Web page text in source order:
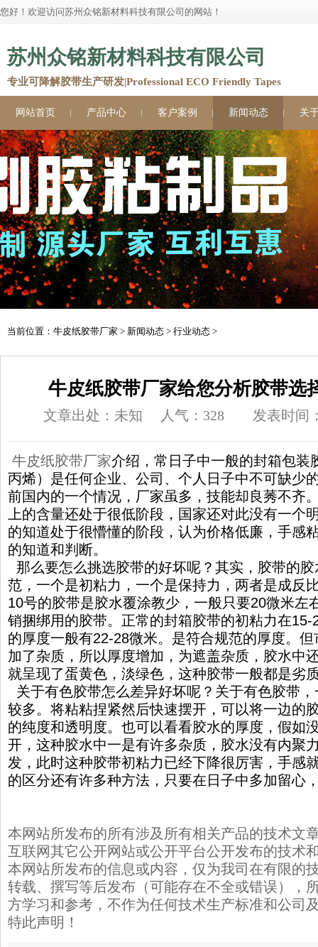
您好！欢迎访问苏州众铭新材料科技有限公司的网站！
苏州众铭新材料科技有限公司
专业可降解胶带生产研发|Professional ECO Friendly Tapes
网站首页 产品中心 客户案例 新闻动态 关
当前位置： 牛皮纸胶带厂家 > 新闻动态 > 行业动态 >
牛皮纸胶带厂家给您分析胶带选
文章出处：未知 人气： 328 发表时间
牛皮纸胶带厂家介绍，常日子中一般的封箱包装
丙烯）是任何企业、公司、个人日子中不可缺少
前国内的一个情况，厂家虽多，技能却良莠不齐
上的含量还处于很低阶段，国家还对此没有一个
的知道处于很懵懂的阶段，认为价格低廉，手感
的知道和判断。
那么要怎么挑选胶带的好坏呢？其实，胶带的
范，一个是初粘力，一个是保持力，两者是成反
10号的胶带是胶水覆涂教少，一般只要20微米左
销捆绑用的胶带。正常的封箱胶带的初粘力在
的厚度一般有22-28微米。是符合规范的厚度。
加了杂质，所以厚度增加，为遮盖杂质，胶水中
就呈现了蛋黄色，淡绿色，这种胶带一般都是劣
关于有色胶带怎么差异好坏呢？关于有色胶带
较多。将粘粘捏紧然后快速摆开，可以将一边的
的纯度和透明度。也可以看看胶水的厚度，假如
开，这种胶水中一是有许多杂质，胶水没有内聚
发，此时这种胶带初粘力已经下降很厉害，手感
的区分还有许多种方法，只要在日子中多加留心
本网站所发布的所有涉及所有相关产品的技术文
互联网其它公开网站或公开平台公开发布的技术
本网站所发布的信息或内容，仅为我司在有限的
转载、撰写等后发布（可能存在不全或错误），
方学习和参考，不作为任何技术生产标准和公司
特此声明！